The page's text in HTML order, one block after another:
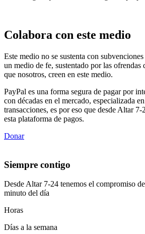
Colabora con este medio
Este medio no se sustenta con
un medio de fe, sustentado por las ofrendas
que nosotros, creen en este medio.
PayPal es una forma segura de pagar por
con décadas en el mercado, especializada
transacciones, es por eso que desde Altar 7-
esta plataforma de pagos.
Donar
Siempre contigo
Desde Altar 7-24 tenemos el compromiso
minuto del día
Horas
Días a la semana